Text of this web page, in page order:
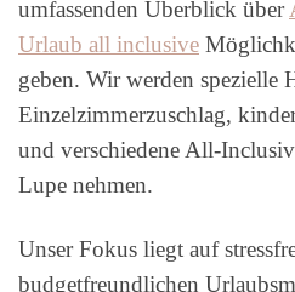
umfassenden Überblick über
Urlaub all inclusive
geben. Wir werden spezielle
Einzelzimmerzuschlag,
und verschiedene All-
Lupe nehmen.
Unser Fokus liegt auf
budgetfreundlichen